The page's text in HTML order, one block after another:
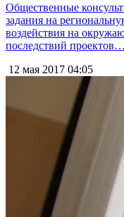
Общественные
задания на
воздействия на
последствий проектов…
12 мая 2017 04:05